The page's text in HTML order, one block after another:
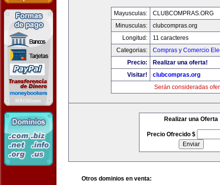
Mayusculas:
CLUBCOMPRAS.ORG
Minusculas:
clubcompras.org
Longitud:
11 caracteres
Categorias:
Compras y Comercio
Precio:
Realizar una oferta!
Visitar!
clubcompras.org
Serán consideradas
Realizar una Oferta
Precio Ofrecido $
Otros dominios en venta: